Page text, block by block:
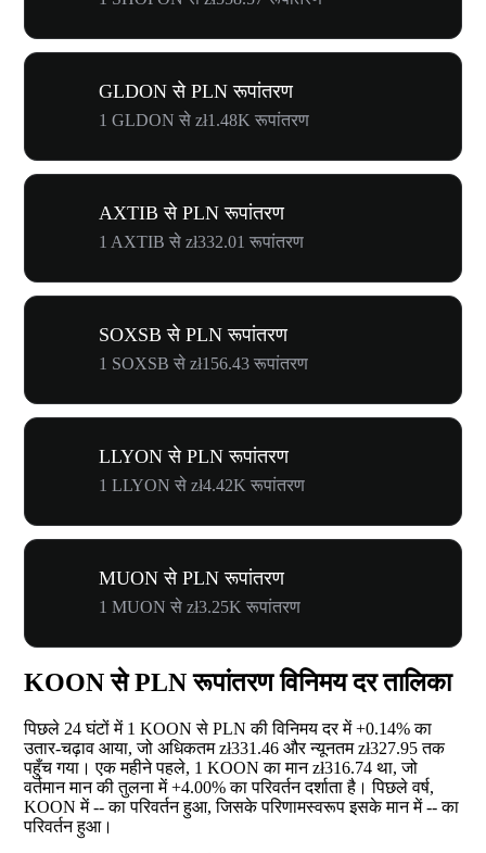
GLDON से PLN रूपांतरण
1 GLDON से zł1.48K रूपांतरण
AXTIB से PLN रूपांतरण
1 AXTIB से zł332.01 रूपांतरण
SOXSB से PLN रूपांतरण
1 SOXSB से zł156.43 रूपांतरण
LLYON से PLN रूपांतरण
1 LLYON से zł4.42K रूपांतरण
MUON से PLN रूपांतरण
1 MUON से zł3.25K रूपांतरण
KOON से PLN रूपांतरण विनिमय दर तालिका
पिछले 24 घंटों में 1 KOON से PLN की विनिमय दर में+0.14%का
उतार-चढ़ाव आया, जो अधिकतम zł331.46 और न्यूनतम zł327.95 तक
पहुँच गया। एक महीने पहले, 1 KOON का मान zł316.74 था, जो
वर्तमान मान की तुलना में+4.00%का परिवर्तन दर्शाता है। पिछले वर्ष,
KOON में--का परिवर्तन हुआ, जिसके परिणामस्वरूप इसके मान में--का
परिवर्तन हुआ।